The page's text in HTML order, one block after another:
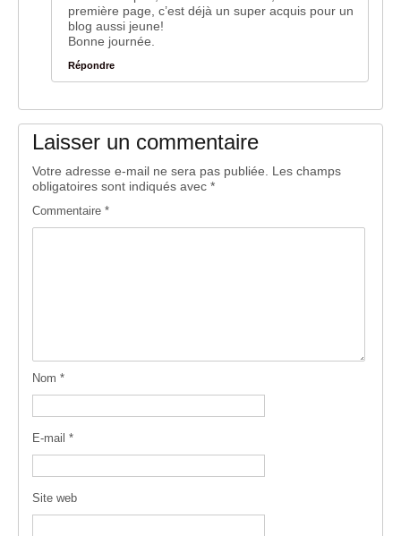
première page, c’est déjà un super acquis pour un
blog aussi jeune!
Bonne journée.
Répondre
Laisser un commentaire
Votre adresse e-mail ne sera pas publiée.
Les champs
obligatoires sont indiqués avec *
Commentaire *
Nom *
E-mail *
Site web